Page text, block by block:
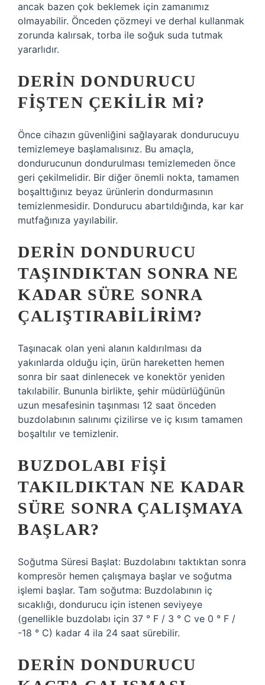
ancak bazen çok beklemek için zamanımız
olmayabilir. Önceden çözmeyi ve derhal kullanmak
zorunda kalırsak, torba ile soğuk suda tutmak
yararlıdır.
DERIN DONDURUCU
FIŞTEN ÇEKILIR MI?
Önce cihazın güvenliğini sağlayarak dondurucuyu
temizlemeye başlamalısınız. Bu amaçla,
dondurucunun dondurulması temizlemeden önce
geri çekilmelidir. Bir diğer önemli nokta, tamamen
boşalttığınız beyaz ürünlerin dondurmasının
temizlenmesidir. Dondurucu abartıldığında, kar kar
mutfağınıza yayılabilir.
DERIN DONDURUCU
TAŞINDIKTAN SONRA NE
KADAR SÜRE SONRA
ÇALIŞTIRABILIRIM?
Taşınacak olan yeni alanın kaldırılması da
yakınlarda olduğu için, ürün hareketten hemen
sonra bir saat dinlenecek ve konektör yeniden
takılabilir. Bununla birlikte, şehir müdürlüğünün
uzun mesafesinin taşınması 12 saat önceden
buzdolabının salınımı çizilirse ve iç kısım tamamen
boşaltılır ve temizlenir.
BUZDOLABI FIŞI
TAKILDIKTAN NE KADAR
SÜRE SONRA ÇALIŞMAYA
BAŞLAR?
Soğutma Süresi Başlat: Buzdolabını taktıktan sonra
kompresör hemen çalışmaya başlar ve soğutma
işlemi başlar. Tam soğutma: Buzdolabının iç
sıcaklığı, dondurucu için istenen seviyeye
(genellikle buzdolabı için 37 ° F / 3 ° C ve 0 ° F /
-18 ° C) kadar 4 ila 24 saat sürebilir.
DERIN DONDURUCU